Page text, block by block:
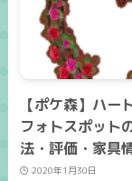
【ポケ森】ハー
フォトスポット
法・評価・家具
2020年1月30日